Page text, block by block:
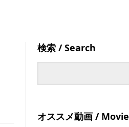
検索 / Search
オススメ動画 / Movie